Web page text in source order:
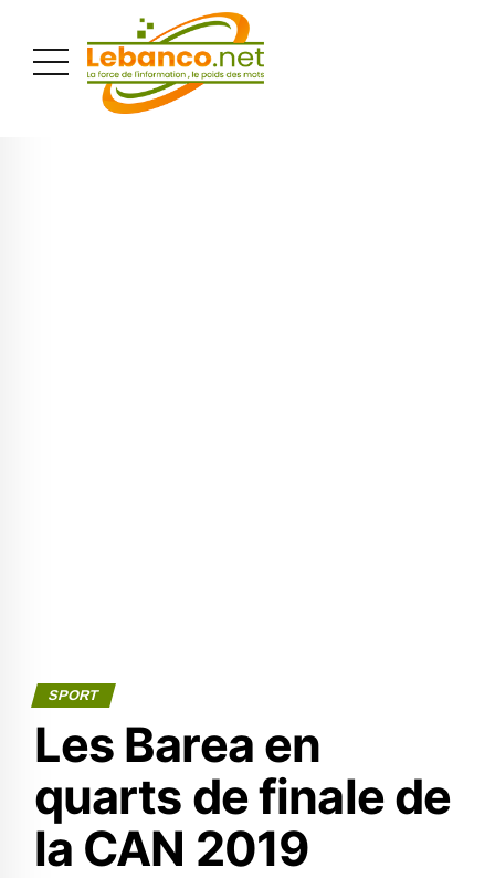
SPORT
Les Barea en
quarts de finale de
la CAN 2019